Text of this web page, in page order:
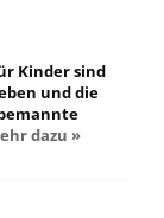
Kinder sind
und die
dazu »